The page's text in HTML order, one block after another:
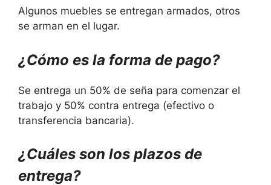
Algunos muebles se entregan armados, otros
se arman en el lugar.
¿Cómo es la forma de pago?
Se entrega un 50% de seña para comenzar el
trabajo y 50% contra entrega (efectivo o
transferencia bancaria).
¿Cuáles son los plazos de
entrega?